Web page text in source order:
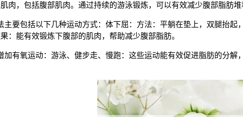
肉，包括腹部肌肉。通过持续的游泳锻炼，可以有效减少腹部脂肪堆
主要包括以下几种运动方式：体下屈：方法：平躺在垫上，双腿抬
：能有效锻炼下腹部的肌肉，帮助减少腹部脂肪。
加有氧运动：游泳、健步走、慢跑：这些运动能有效促进脂肪的分